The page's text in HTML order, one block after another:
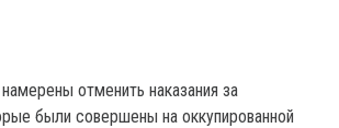
отменить наказания за
были совершены на оккупированной